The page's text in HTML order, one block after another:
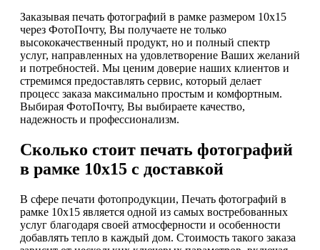
Заказывая печать фотографий в рамке размером 10х15
через ФотоПочту, Вы получаете не только
высококачественный продукт, но и полный спектр
услуг, направленных на удовлетворение Ваших желаний
и потребностей. Мы ценим доверие наших клиентов и
стремимся предоставлять сервис, который делает
процесс заказа максимально простым и комфортным.
Выбирая ФотоПочту, Вы выбираете качество,
надежность и профессионализм.
Сколько стоит печать фотографий
в рамке 10х15 с доставкой
В сфере печати фотопродукции, Печать фотографий в
рамке 10х15 является одной из самых востребованных
услуг благодаря своей атмосферности и особенности
добавлять тепло в каждый дом. Стоимость такого заказа